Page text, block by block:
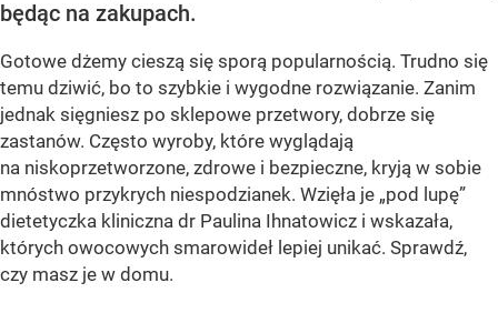
będąc na zakupach.
Gotowe dżemy cieszą się sporą popularnością. Trudno się
temu dziwić, bo to szybkie i wygodne rozwiązanie. Zanim
jednak sięgniesz po sklepowe przetwory, dobrze się
zastanów. Często wyroby, które wyglądają
na niskoprzetworzone, zdrowe i bezpieczne, kryją w sobie
mnóstwo przykrych niespodzianek. Wzięła je „pod lupę”
dietetyczka kliniczna dr Paulina Ihnatowicz i wskazała,
których owocowych smarowideł lepiej unikać. Sprawdź,
czy masz je w domu.